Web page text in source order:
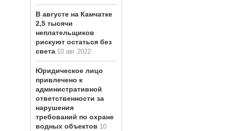
В августе на Камчатке
2,5 тысячи
неплательщиков
рискуют остаться без
света 10 авг 2022
Юридическое лицо
привлечено к
административной
ответственности за
нарушения
требований по охране
водных объектов 10